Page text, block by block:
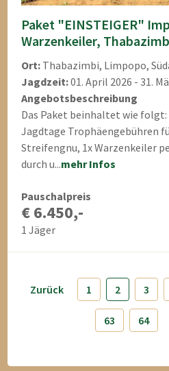
Paket "EINSTEIGER"
Warzenkeiler,
Ort: Thabazimbi, Limpopo,
Jagdzeit:01. April 2026 - 31.
Angebotsbeschreibung
Das Paket beinhaltet wie folgt:
Jagdtage Trophäengebühren
Streifengnu, 1x Warzenkeiler
durch u...mehr Infos
Pauschalpreis
€ 6.450,-
1 Jäger
Zurück 1 2 3
63 64